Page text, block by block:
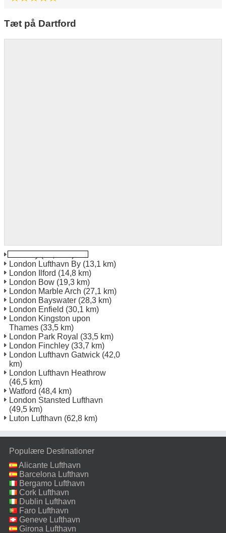
Tæt på Dartford
London Lufthavn By (13,1 km)
London Ilford (14,8 km)
London Bow (19,3 km)
London Marble Arch (27,1 km)
London Bayswater (28,3 km)
London Enfield (30,1 km)
London Kingston upon
Thames (33,5 km)
London Park Royal (33,5 km)
London Finchley (33,7 km)
London Lufthavn Gatwick (42,0
km)
London Lufthavn Heathrow
(46,5 km)
Watford (48,4 km)
London Stansted Lufthavn
(49,5 km)
Luton Lufthavn (62,8 km)
Populære Destinationer
Alicante Lufthavn
Barcelona Lufthavn
Bergamo Lufthavn
Cork Lufthavn
Dublin Lufthavn
Faro Lufthavn
Geneve Lufthavn
Girona Lufthavn